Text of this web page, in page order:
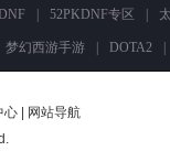
52PKDNF专区
梦幻西游手游 DOTA2
心|
网站导航